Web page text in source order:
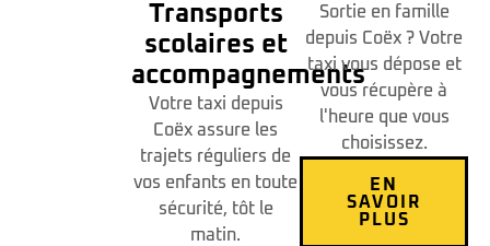
Transports
scolaires et
accompagnements
Votre taxi depuis
Coëx assure les
trajets réguliers de
vos enfants en toute
sécurité, tôt le
matin.
Sortie en famille
depuis Coëx ? Votre
taxi vous dépose et
vous récupère à
l'heure que vous
choisissez.
EN
SAVOIR
PLUS